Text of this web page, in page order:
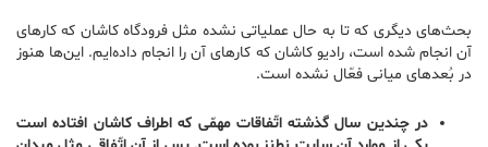
بحث‌های دیگری که تا به حال عملیاتی نشده مثل فرودگاه کاشان که کارهای
آن انجام شده است، رادیو کاشان که کارهای آن را انجام داده‌ایم. این‌ها هنوز
در بُعدهای میانی فعّال نشده است.
در چندین سال گذشته اتّفاقات مهمّی که اطراف کاشان افتاده است